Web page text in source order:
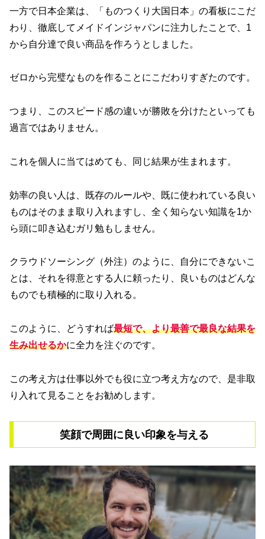
一方で日本企業は、「ものつくり大国日本」の看板にこだ
わり、徹底してメイドインジャパンに注力したことで、1
から自分達で良い商品を作ろうとしました。
ゼロから完璧なものを作ることにこだわりすぎたのです。
つまり、このスピード感の違いが勝敗を分けたといっても
過言ではありません。
これを個人に当てはめても、同じ結果が生まれます。
効率の良い人は、既存のルールや、既に使われている良い
ものはそのまま取り入れますし、全く知らない知識を1か
ら頭に叩き込むガリ勉もしません。
クラウドソーシング（外注）のように、自分にできないこ
とは、それを得意とする人に頼ったり、良いものはどんな
ものでも積極的に取り入れる。
このように、どうすれば最短で、より最善で最良な結果を
生み出せるかに全力を注ぐのです。
この考え方は仕事以外でも役に立つ考え方なので、是非取
り入れて見ることをお勧めします。
笑顔で周囲に良い印象を与える